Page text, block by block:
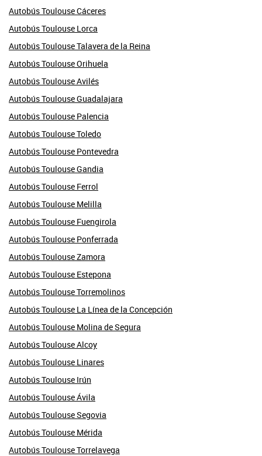
Autobús Toulouse Cáceres
Autobús Toulouse Lorca
Autobús Toulouse Talavera de la Reina
Autobús Toulouse Orihuela
Autobús Toulouse Avilés
Autobús Toulouse Guadalajara
Autobús Toulouse Palencia
Autobús Toulouse Toledo
Autobús Toulouse Pontevedra
Autobús Toulouse Gandia
Autobús Toulouse Ferrol
Autobús Toulouse Melilla
Autobús Toulouse Fuengirola
Autobús Toulouse Ponferrada
Autobús Toulouse Zamora
Autobús Toulouse Estepona
Autobús Toulouse Torremolinos
Autobús Toulouse La Línea de la Concepción
Autobús Toulouse Molina de Segura
Autobús Toulouse Alcoy
Autobús Toulouse Linares
Autobús Toulouse Irún
Autobús Toulouse Ávila
Autobús Toulouse Segovia
Autobús Toulouse Mérida
Autobús Toulouse Torrelavega